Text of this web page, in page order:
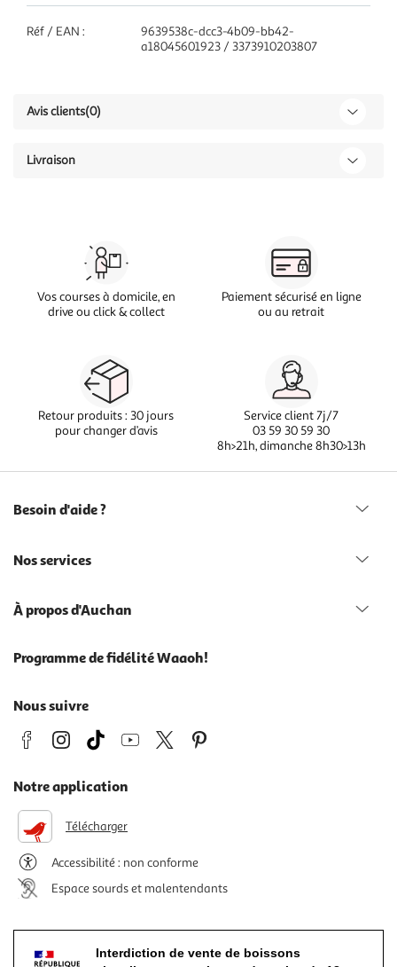
Réf / EAN :
9639538c-dcc3-4b09-bb42-
a18045601923 / 3373910203807
Avis clients(0)
Livraison
Vos courses à domicile, en
drive ou click & collect
Paiement sécurisé en ligne
ou au retrait
Retour produits : 30 jours
pour changer d’avis
Service client 7j/7
03 59 30 59 30
8h>21h, dimanche 8h30>13h
Besoin d'aide ?
Nos services
À propos d'Auchan
Programme de fidélité Waaoh!
Nous suivre
Notre application
Télécharger
Accessibilité : non conforme
Espace sourds et malentendants
Interdiction de vente de boissons